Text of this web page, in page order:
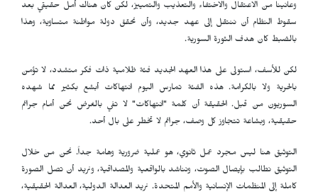
وعانينا من الاعتقال والاختفاء والتعذيب والتمييز، لكن كان هناك أمل حقيقي بعد
سقوط النظام أن ننتقل إلى عهد جديد، وأن نحقق دولة مواطنة متساوية، وهذا
بالضبط كان هدف الثورة السورية.
لكن للأسف، استولى على هذا العهد الجديد فئة ظلامية ذات فكر متشدد، لا تؤمن
بالحرية ولا بالكرامة. هذه الفئة تمارس اليوم انتهاكات أبشع بكثير مما شهده
السوريون من قبل. الحقيقة أن كلمة "انتهاكات" لا تفي بالغرض نحن أمام جرائم
حقيقية، وبشاعة تتجاوز كل وصف، جرائم لا تخطر على بال أحد.
التوثيق هنا ليس مجرد عمل ثانوي، هو عملية ضرورية وهامة جداً. نحن من خلال
التوثيق نطالب بإيصال الصوت، ونناشد بالواقعية والمصداقية، ونريد أن تصل الصورة
كاملة إلى المنظمات الإنسانية والأمم المتحدة. نريد العدالة الدولية، العدالة الحقيقية،